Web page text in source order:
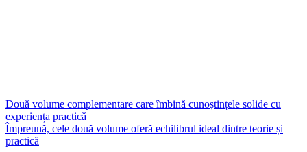
Două volume complementare care îmbină cunoștințele solide cu
experiența practică
Împreună, cele două volume oferă echilibrul ideal dintre teorie și
practică